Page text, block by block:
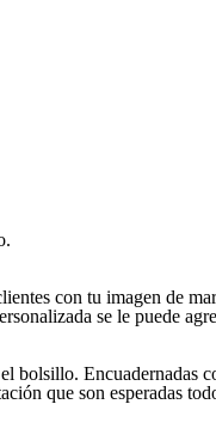
con tu imagen de
se le puede
bolsillo. Encuadernadas
que son esperadas